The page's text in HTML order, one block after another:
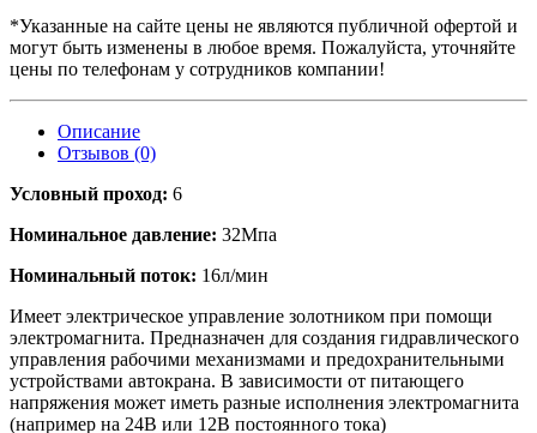
*Указанные на сайте цены не являются публичной офертой и
могут быть изменены в любое время. Пожалуйста, уточняйте
цены по телефонам у сотрудников компании!
Описание
Отзывов (0)
Условный проход: 6
Номинальное давление: 32Мпа
Номинальный поток: 16л/мин
Имеет электрическое управление золотником при помощи
электромагнита. Предназначен для создания гидравлического
управления рабочими механизмами и предохранительными
устройствами автокрана. В зависимости от питающего
напряжения может иметь разные исполнения электромагнита
(например на 24В или 12В постоянного тока)